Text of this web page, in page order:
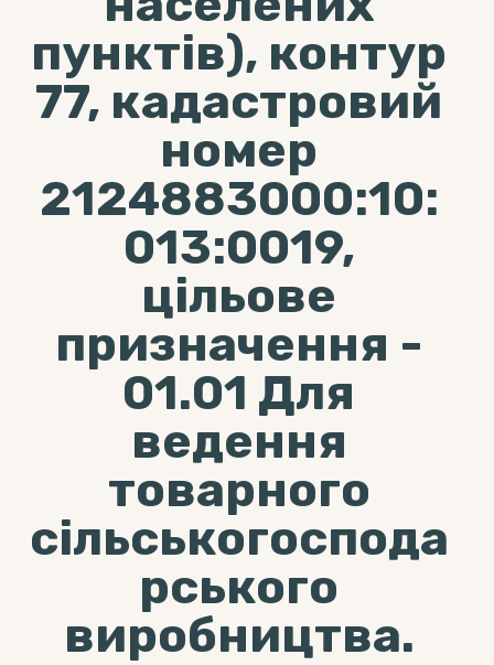
пунктів), контур
77, кадастровий
номер
2124883000:10:
013:0019,
цільове
призначення -
01.01 Для
ведення
товарного
сільськогоспода
рського
виробництва.